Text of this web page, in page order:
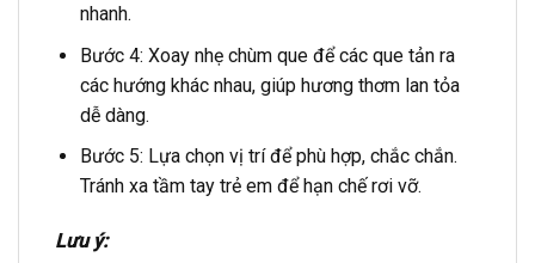
nhanh.
Bước 4: Xoay nhẹ chùm que để các que tản ra
các hướng khác nhau, giúp hương thơm lan tỏa
dễ dàng.
Bước 5: Lựa chọn vị trí để phù hợp, chắc chắn.
Tránh xa tầm tay trẻ em để hạn chế rơi vỡ.
Lưu ý: